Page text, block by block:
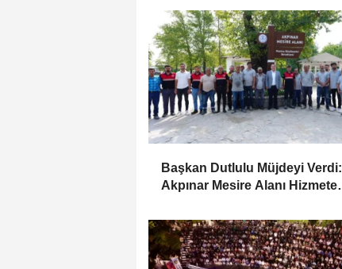
Başkan Dutlulu Müjdeyi Verdi:
Akpınar Mesire Alanı Hizmete